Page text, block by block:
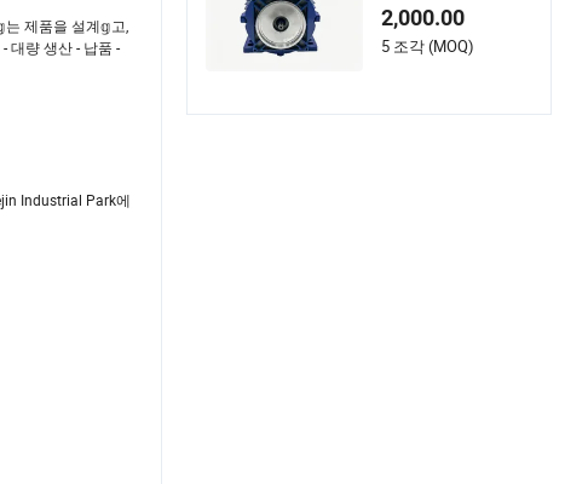
는 제품을 설계𝕘고,
대량 생산 - 납품 -
Industrial Park에
2,000.00
5 조각 (MOQ)